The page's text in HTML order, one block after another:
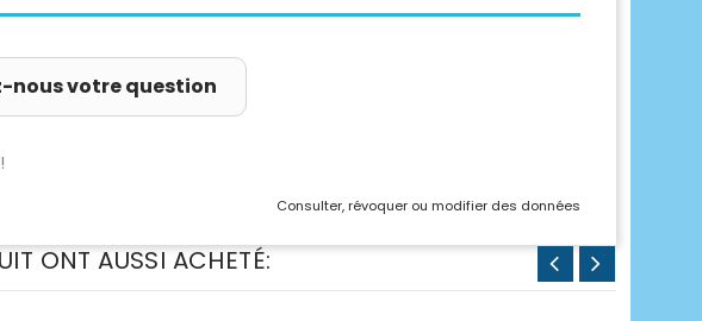
nous votre question
Consulter, révoquer ou modifier des données
ONT AUSSI ACHETÉ: